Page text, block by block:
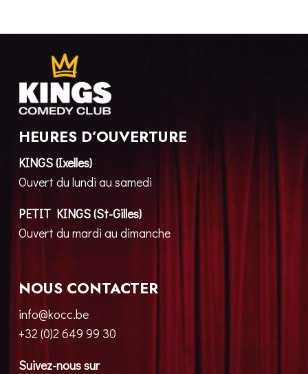
HEURES D’OUVERTURE
KINGS (Ixelles)
Ouvert du lundi au samedi
PETIT KINGS (St-Gilles)
Ouvert du mardi au dimanche
NOUS CONTACTER
info@kocc.be
+32 (0)2 649 99 30
Suivez-nous sur